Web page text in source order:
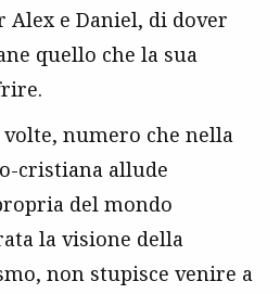
Alex e Daniel, di dover
quello che la sua
numero che nella
cristiana allude
del mondo
la visione della
non stupisce venire a